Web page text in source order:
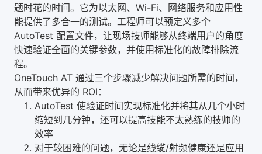
题时花的时间。它为以太网、Wi-Fi、网络服务和应用性
能提供了多合一的测试。工程师可以预定义多个
AutoTest 配置文件，让现场技师能够从终端用户的角度
快速验证全面的关键参数，并使用标准化的故障排除流
程。
OneTouch AT 通过三个步骤减少解决问题所需的时间，
从而带来优异的 ROI：
AutoTest 使验证时间实现标准化并将其从几个小时
缩短到几分钟，还可以提高技能不太熟练的技师的
效率
对于较困难的问题，无论是线缆/射频健康还是应用